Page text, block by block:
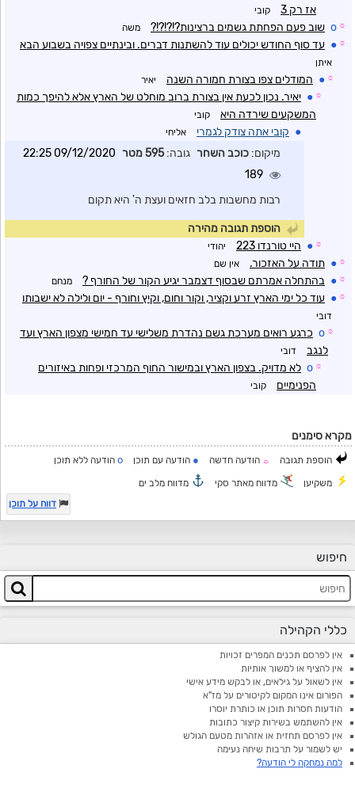
אז רק 3
קובי
☼
o שוב פעם הפחתת גשמים ברצינות?!?!?!? משה
☼
● עד סוף החודש יכולים עוד להשתנות דברים. ובינתיים צפויה בשבוע הבא
איתן
☼
● המודלים צפו בצורת חמורה השנה יאיר
☼
● יאיר. נכון לכעת אין בצורת ברוב מוחלט של הארץ אלא להיפך כמות
המשקעים שירדה היא
קובי
● קובי אתה צודק לגמרי אליחי
מיקום: כוכב השחר גובה:595 מטר
09/12/2020 22:25
189
רבות מחשבות בלב חזאים ועצת ה' היא תקום
הוספת תגובה מהירה
☼
● היי טורנדו 223 יהודי
☼
● תודה על האזכור. אין שם
☼
● בהתחלה אמרתם שבסוף דצמבר יגיע הקור של החורף ? מנחם
☼
● עוד כל ימי הארץ זרע וקציר, וקור וחום, וקיץ וחורף - יום ולילה לא ישבותו
דובי
☼
o כרגע רואים מערכת גשם נהדרת משלישי עד חמישי מצפון הארץ ועד
לנגב
דובי
☼
o לא מדויק. בצפון הארץ ובמישור החוף המרכזי ופחות באיזורים
הפנימיים
קובי
מקרא סימנים
הוספת תגובה ☼ הודעה חדשה ● הודעה עם תוכן o הודעה ללא תוכן
משקיען מדווח מאתר סקי
מדווח מלב ים
דווח על תוכן
חיפוש
כללי הקהילה
אין לפרסם תכנים המפרים זכויות
אין להציף או למשוך אותיות
אין לשאול על גילאים, או לבקש מידע אישי
הפורום אינו המקום לקיטורים על מז"א
הודעות חסרות תוכן או כותרת יוסרו
אין להשתמש בשירות קיצור כתובות
אין לפרסם תחזית או אזהרות מטעם הגולש
יש לשמור על תרבות שיחה נעימה
למה נמחקה לי הודעה?